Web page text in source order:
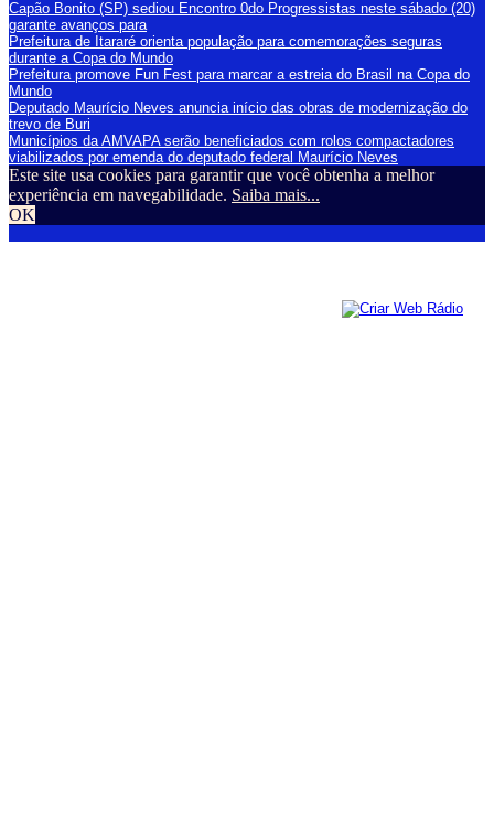
Capão Bonito (SP) sediou Encontro 0do Progressistas neste sábado (20)
garante avanços para
Prefeitura de Itararé orienta população para comemorações seguras
durante a Copa do Mundo
Prefeitura promove Fun Fest para marcar a estreia do Brasil na Copa do
Mundo
Deputado Maurício Neves anuncia início das obras de modernização do
trevo de Buri
Municípios da AMVAPA serão beneficiados com rolos compactadores
viabilizados por emenda do deputado federal Maurício Neves
Este site usa cookies para garantir que você obtenha a melhor
experiência em navegabilidade. Saiba mais...
OK